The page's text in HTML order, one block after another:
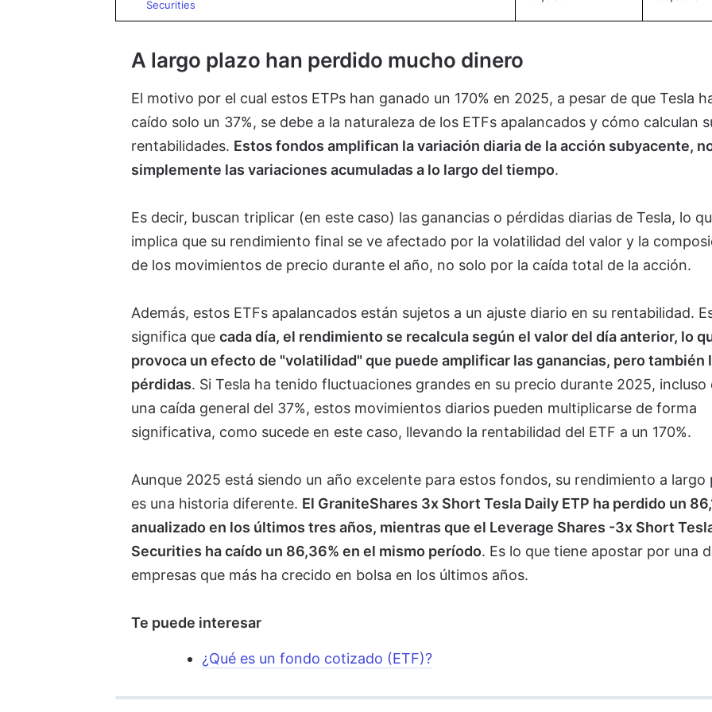
Securities
A largo plazo han perdido mucho dinero
El motivo por el cual estos ETPs han ganado un 170% en 2025, a pesar de que Tesla
caído solo un 37%, se debe a la naturaleza de los ETFs apalancados y cómo calculan
rentabilidades. Estos fondos amplifican la variación diaria de la acción subyacente,
simplemente las variaciones acumuladas a lo largo del tiempo.
Es decir, buscan triplicar (en este caso) las ganancias o pérdidas diarias de Tesla, lo
implica que su rendimiento final se ve afectado por la volatilidad del valor y la
de los movimientos de precio durante el año, no solo por la caída total de la acción.
Además, estos ETFs apalancados están sujetos a un ajuste diario en su rentabilidad.
significa que cada día, el rendimiento se recalcula según el valor del día anterior, lo
provoca un efecto de "volatilidad" que puede amplificar las ganancias, pero también
pérdidas. Si Tesla ha tenido fluctuaciones grandes en su precio durante 2025, incluso
una caída general del 37%, estos movimientos diarios pueden multiplicarse de forma
significativa, como sucede en este caso, llevando la rentabilidad del ETF a un 170%.
Aunque 2025 está siendo un año excelente para estos fondos, su rendimiento a largo
es una historia diferente. El GraniteShares 3x Short Tesla Daily ETP ha perdido un
anualizado en los últimos tres años, mientras que el Leverage Shares -3x Short
Securities ha caído un 86,36% en el mismo período. Es lo que tiene apostar por una
empresas que más ha crecido en bolsa en los últimos años.
Te puede interesar
¿Qué es un fondo cotizado (ETF)?